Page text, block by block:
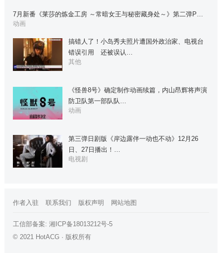
7月新番《莱莎的炼金工房 ～常暗女王与秘密藏身处～》第二弹P…
动画
搞错人了！小岛秀夫照片遭国外政治家、电视台
错误引用 还被误认…
其他
《怪兽8号》确定制作动画续篇，内山昂辉将声演
防卫队第一部队队…
动画
第三弹日剧版《岸边露伴一动也不动》12月26
日、27日播出！…
电视剧
作者入驻 联系我们 版权声明 网站地图
工信部备案: 湘ICP备18013212号-5
© 2021 HotACG · 版权所有